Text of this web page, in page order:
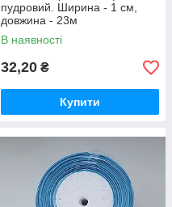
пудровий. Ширина - 1 см,
довжина - 23м
В наявності
32,20 ₴
Купити